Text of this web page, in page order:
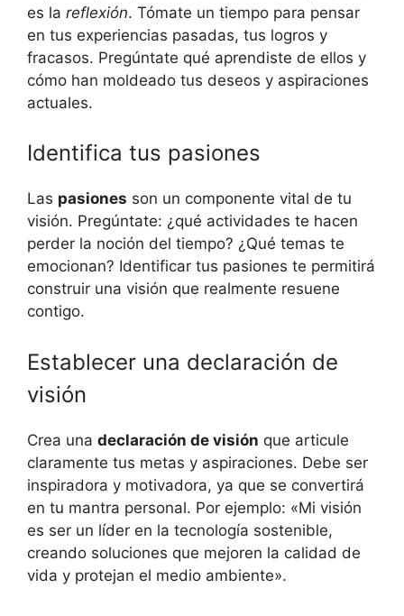
es la reflexión. Tómate un tiempo para pensar
en tus experiencias pasadas, tus logros y
fracasos. Pregúntate qué aprendiste de ellos y
cómo han moldeado tus deseos y aspiraciones
actuales.
Identifica tus pasiones
Las pasiones son un componente vital de tu
visión. Pregúntate: ¿qué actividades te hacen
perder la noción del tiempo? ¿Qué temas te
emocionan? Identificar tus pasiones te permitirá
construir una visión que realmente resuene
contigo.
Establecer una declaración de
visión
Crea una declaración de visión que articule
claramente tus metas y aspiraciones. Debe ser
inspiradora y motivadora, ya que se convertirá
en tu mantra personal. Por ejemplo: «Mi visión
es ser un líder en la tecnología sostenible,
creando soluciones que mejoren la calidad de
vida y protejan el medio ambiente».